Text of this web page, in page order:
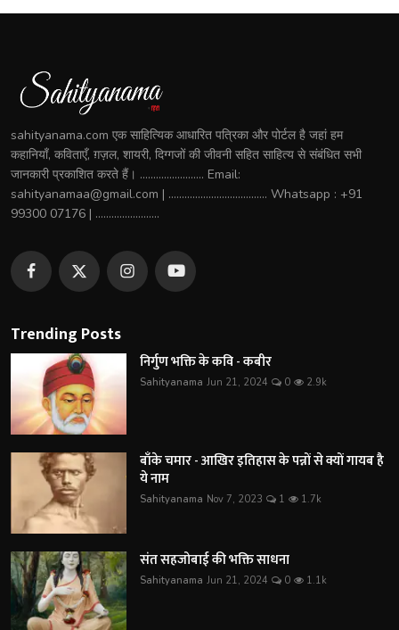
sahityanama.com एक साहित्यिक आधारित पत्रिका और पोर्टल है जहां हम
कहानियाँ, कविताएँ, ग़ज़ल, शायरी, दिग्गजों की जीवनी सहित साहित्य से संबंधित सभी
जानकारी प्रकाशित करते हैं। ........................ Email:
sahityanamaa@gmail.com | ..................................... Whatsapp : +91
99300 07176 | ........................
Trending Posts
निर्गुण भक्ति के कवि - कबीर
Sahityanama Jun 21, 2024 0 2.9k
बाँके चमार - आखिर इतिहास के पन्नों से क्यों गायब है
ये नाम
Sahityanama Nov 7, 2023 1 1.7k
संत सहजोबाई की भक्ति साधना
Sahityanama Jun 21, 2024 0 1.1k